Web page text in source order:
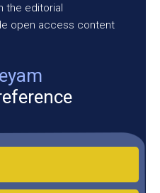
the editorial
open access content